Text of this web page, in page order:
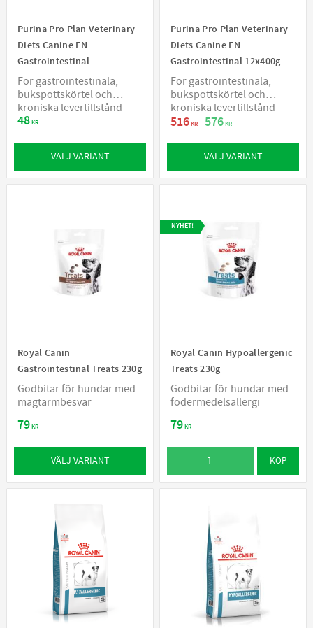
Purina Pro Plan Veterinary
Diets Canine EN
Gastrointestinal
För gastrointestinala,
bukspottskörtel och
kroniska levertillstånd
48KR
VÄLJ VARIANT
Purina Pro Plan Veterinary
Diets Canine EN
Gastrointestinal 12x400g
För gastrointestinala,
bukspottskörtel och
kroniska levertillstånd
516KR 576KR
VÄLJ VARIANT
Royal Canin
Gastrointestinal Treats 230g
Godbitar för hundar med
magtarmbesvär
79KR
VÄLJ VARIANT
Royal Canin Hypoallergenic
Treats 230g
Godbitar för hundar med
fodermedelsallergi
79KR
NYHET!
KÖP